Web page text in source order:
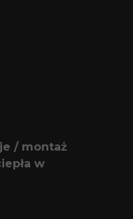
/ montaż
w